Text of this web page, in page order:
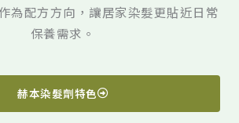
為配方方向，讓居家染髮更貼近日常
保養需求。
赫本染髮劑特色